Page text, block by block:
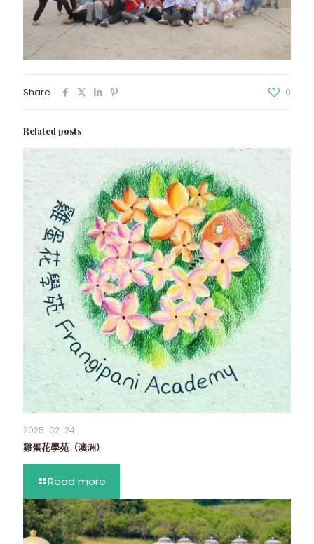
Share 0
Related posts
2025-02-24
雞蛋花學苑（澳洲）
Read more